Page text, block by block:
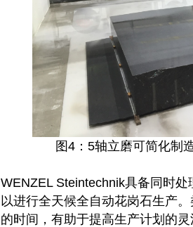
图4：5轴立磨可简化制
WENZEL Steintechnik具备同时
以进行全天候全自动花岗石生产
的时间，有助于提高生产计划的